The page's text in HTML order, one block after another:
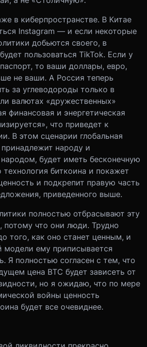
в киберпространстве. В Китае
Instagram — и если некоторые
добьются своего, в
пользоваться TikTok. Если у
то ваши доллары, евро,
не ваши. А Россия теперь
за углеводороды только в
валютах «дружественных»
финансовая и энергетическая
что приведет к
В этом сценарии глобальная
народу и
будет иметь бесконечную
технология биткоина и покажет
и подкрепит правую часть
приведенного выше.
полностью отбрасывают эту
потому что они люди. Трудно
того, как оно станет ценным, и
модели ему приписывается
Я полностью согласен с тем, что
цена BTC будет зависеть от
но я ожидаю, что по мере
войны ценность
будет все очевиднее.